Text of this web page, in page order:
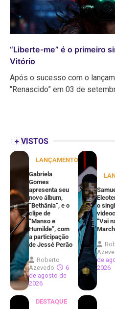
“Liberte-me” é o primeiro
Vitório
Após o sucesso com o
“Renascido” em 03 de
+ VISTOS
LANÇAMENTOS
Gabriela
Gomes
apresenta seu
novo álbum,
“Bethânia”, e o
clipe de
“Manso e
Humilde”, com
a participação
de Jessé Perão
Roberto
Azevedo
6
de agosto de
2026
o
“Vai
de
2026
DESTAQUE